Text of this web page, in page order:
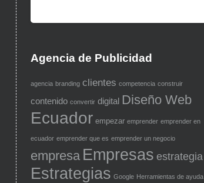
Agencia de Publicidad
agencia branding clientes competencia construir
contenido convertir digital Diseño Web
Ecuador empezar emprender emprender en
ecuador emprender que es emprender un negocio
empresa Empresas estrategia
Estrategias Google Herramientas de ayuda